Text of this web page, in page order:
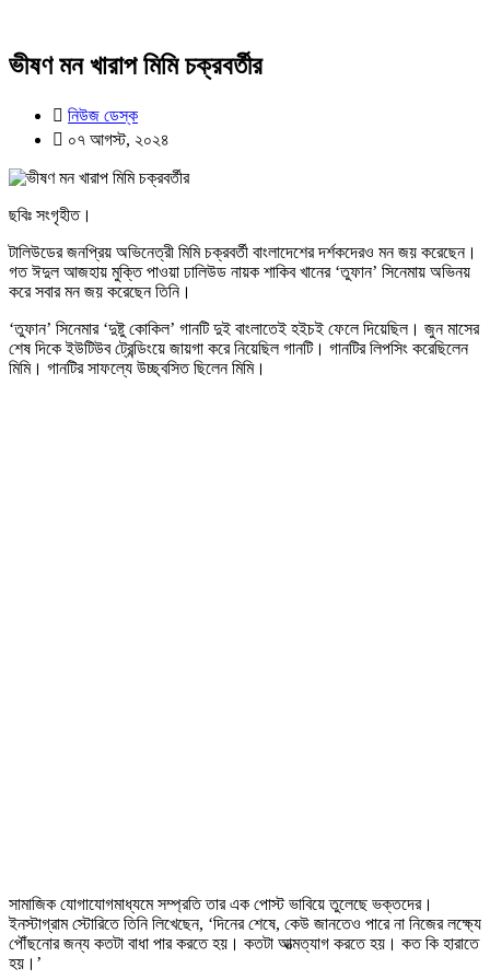
ভীষণ মন খারাপ মিমি চক্রবর্তীর
নিউজ ডেস্ক
০৭ আগস্ট, ২০২৪
ছবিঃ সংগৃহীত।
টালিউডের জনপ্রিয় অভিনেত্রী মিমি চক্রবর্তী বাংলাদেশের দর্শকদেরও মন জয় করেছেন।
গত ঈদুল আজহায় মুক্তি পাওয়া ঢালিউড নায়ক শাকিব খানের ‘তুফান’ সিনেমায় অভিনয়
করে সবার মন জয় করেছেন তিনি।
‘তুফান’ সিনেমার ‘দুষ্টু কোকিল’ গানটি দুই বাংলাতেই হইচই ফেলে দিয়েছিল। জুন মাসের
শেষ দিকে ইউটিউব ট্রেন্ডিংয়ে জায়গা করে নিয়েছিল গানটি। গানটির লিপসিং করেছিলেন
মিমি। গানটির সাফল্যে উচ্ছ্বসিত ছিলেন মিমি।
সামাজিক যোগাযোগমাধ্যমে সম্প্রতি তার এক পোস্ট ভাবিয়ে তুলেছে ভক্তদের।
ইনস্টাগ্রাম স্টোরিতে তিনি লিখেছেন, ‘দিনের শেষে, কেউ জানতেও পারে না নিজের লক্ষ্যে
পৌঁছনোর জন্য কতটা বাধা পার করতে হয়। কতটা আত্মত্যাগ করতে হয়। কত কি হারাতে
হয়।’